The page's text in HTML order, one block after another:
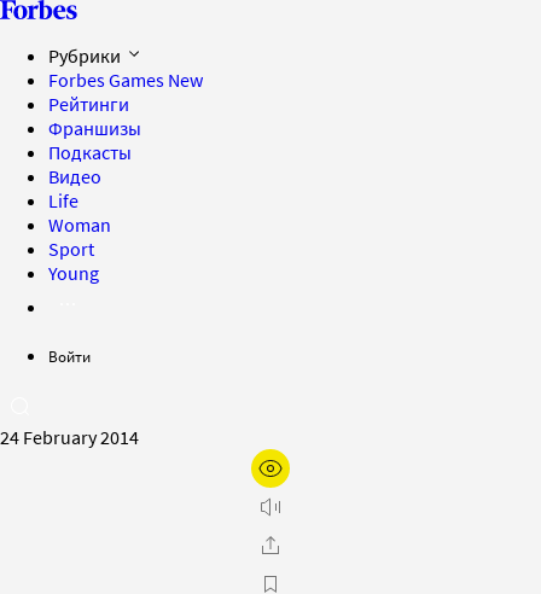
Рубрики
Forbes Games New
Рейтинги
Франшизы
Подкасты
Видео
Life
Woman
Sport
Young
Войти
24 February 2014